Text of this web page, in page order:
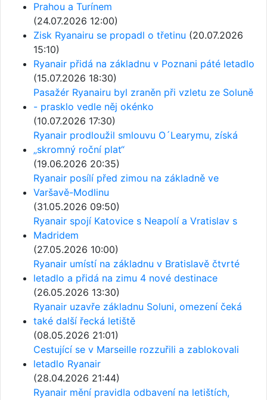
Prahou a Turínem
(24.07.2026 12:00)
Zisk Ryanairu se propadl o třetinu (20.07.2026
15:10)
Ryanair přidá na základnu v Poznani páté letadlo
(15.07.2026 18:30)
Pasažér Ryanairu byl zraněn při vzletu ze Soluně
- prasklo vedle něj okénko
(10.07.2026 17:30)
Ryanair prodloužil smlouvu O´Learymu, získá
„skromný roční plat“
(19.06.2026 20:35)
Ryanair posílí před zimou na základně ve
Varšavě-Modlinu
(31.05.2026 09:50)
Ryanair spojí Katovice s Neapolí a Vratislav s
Madridem
(27.05.2026 10:00)
Ryanair umístí na základnu v Bratislavě čtvrté
letadlo a přidá na zimu 4 nové destinace
(26.05.2026 13:30)
Ryanair uzavře základnu Soluni, omezení čeká
také další řecká letiště
(08.05.2026 21:01)
Cestující se v Marseille rozzuřili a zablokovali
letadlo Ryanair
(28.04.2026 21:44)
Ryanair mění pravidla odbavení na letištích,